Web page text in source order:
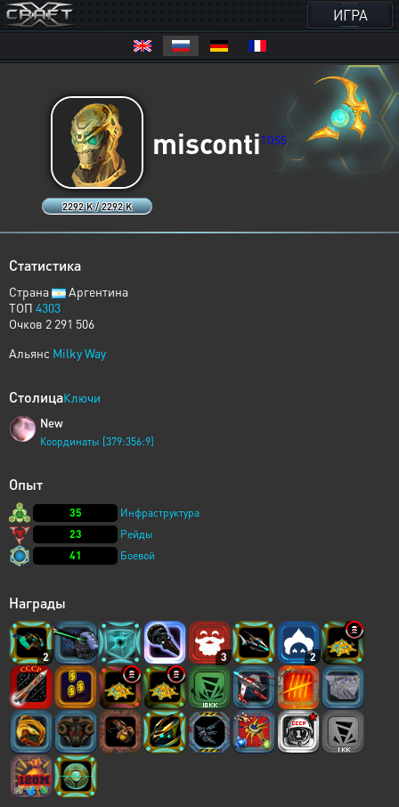
ИГРА
2292 K / 2292 K
miscontiTOSS
Статистика
Страна
Аргентина
ТОП 4303
Очков 2 291 506
Альянс Milky Way
СтолицаКлючи
New
Координаты [379:356:9]
Опыт
35
Инфраструктура
23
Рейды
41
Боевой
Награды
2 3 2